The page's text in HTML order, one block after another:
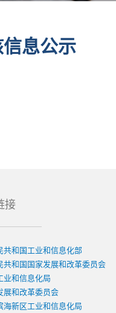
息公示
接
共和国工业和信息化部
共和国国家发展和改革委员会
业和信息化局
展和改革委员会
海新区工业和信息化局